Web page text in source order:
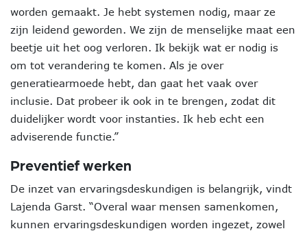
worden gemaakt. Je hebt systemen nodig, maar ze
zijn leidend geworden. We zijn de menselijke maat een
beetje uit het oog verloren. Ik bekijk wat er nodig is
om tot verandering te komen. Als je over
generatiearmoede hebt, dan gaat het vaak over
inclusie. Dat probeer ik ook in te brengen, zodat dit
duidelijker wordt voor instanties. Ik heb echt een
adviserende functie.”
Preventief werken
De inzet van ervaringsdeskundigen is belangrijk, vindt
Lajenda Garst. “Overal waar mensen samenkomen,
kunnen ervaringsdeskundigen worden ingezet, zowel